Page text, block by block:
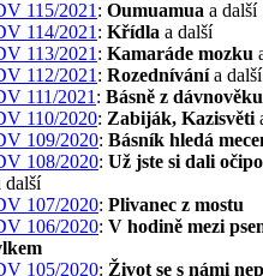
115/2021 : Oumuamua a další
114/2021 : Křídla a další
113/2021 : Kamaráde mozku
112/2021 : Rozednívánía další
111/2021 : Básně z dávnověku
110/2020: Zabiják, Kazisvěti
109/2020: Básník hledá
108/2020: Už jste si dali
další
107/2020: Plivanec z mostu
106/2020: V hodině mezi
105/2020: Život se s námi